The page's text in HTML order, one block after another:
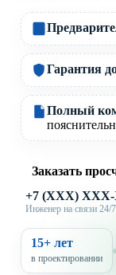
Гарантия
Полный
Заказать
+7 (XXX)
Инженер на связи 24/7
15+ лет
в проектировании